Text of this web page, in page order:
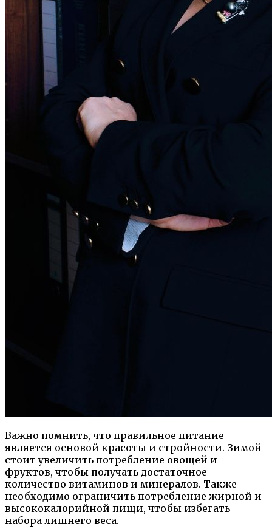
Важно помнить, что правильное питание
является основой красоты и стройности. Зимой
стоит увеличить потребление овощей и
фруктов, чтобы получать достаточное
количество витаминов и минералов. Также
необходимо ограничить потребление жирной и
высококалорийной пищи, чтобы избегать
набора лишнего веса.